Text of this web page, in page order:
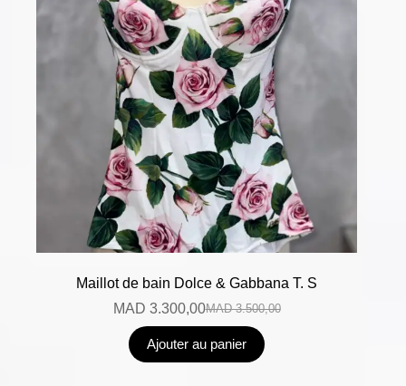
Maillot de bain Dolce & Gabbana T. S
MAD3.500,00
MAD 3.300,00
Ajouter au panier